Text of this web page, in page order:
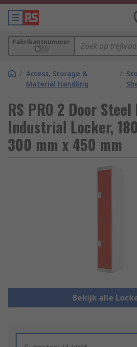
Fabrikantnummer
/ Access, Storage &
Material Handling
/
RS PRO 2 Door Steel
Industrial Locker,
300 mm x 450 mm
Bekijk alle